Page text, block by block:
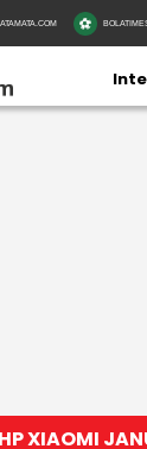
XIAOMI